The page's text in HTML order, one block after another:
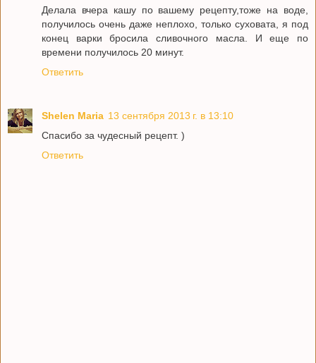
Делала вчера кашу по вашему рецепту,тоже на воде,
получилось очень даже неплохо, только суховата, я под
конец варки бросила сливочного масла. И еще по
времени получилось 20 минут.
Ответить
Shelen Maria 13 сентября 2013 г. в 13:10
Спасибо за чудесный рецепт. )
Ответить